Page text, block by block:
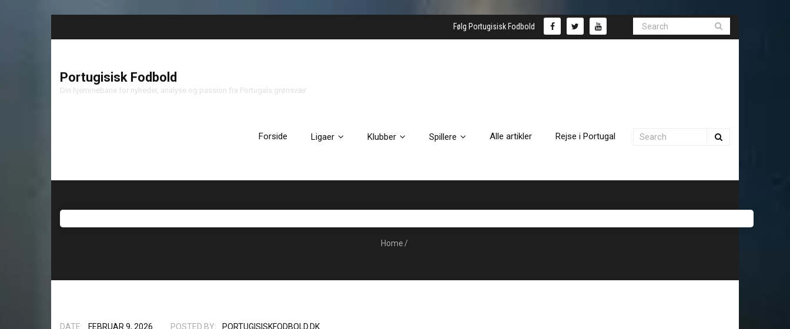
Følg Portugisisk Fodbold
Portugisisk Fodbold
Din hjemmebane for nyheder, analyse og passion fra Portugals grønsvær
Forside Ligaer Klubber Spillere Alle artikler Rejse i Portugal
Home /
DATE: FEBRUAR 9, 2026 POSTED BY: PORTUGISISKFODBOLD.DK